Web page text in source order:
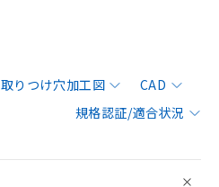
取りつけ穴加工図
CAD
規格認証/適合状況